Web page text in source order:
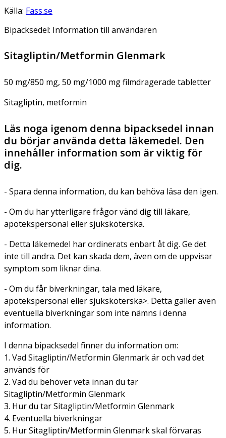
Källa: Fass.se
Bipacksedel: Information till användaren
Sitagliptin/Metformin Glenmark
50 mg/850 mg, 50 mg/1000 mg filmdragerade tabletter
Sitagliptin, metformin
Läs noga igenom denna bipacksedel innan
du börjar använda detta läkemedel. Den
innehåller information som är viktig för
dig.
- Spara denna information, du kan behöva läsa den igen.
- Om du har ytterligare frågor vänd dig till läkare,
apotekspersonal eller sjuksköterska.
- Detta läkemedel har ordinerats enbart åt dig. Ge det
inte till andra. Det kan skada dem, även om de uppvisar
symptom som liknar dina.
- Om du får biverkningar, tala med läkare,
apotekspersonal eller sjuksköterska>. Detta gäller även
eventuella biverkningar som inte nämns i denna
information.
I denna bipacksedel finner du information om:
1. Vad Sitagliptin/Metformin Glenmark är och vad det
används för
2. Vad du behöver veta innan du tar
Sitagliptin/Metformin Glenmark
3. Hur du tar Sitagliptin/Metformin Glenmark
4. Eventuella biverkningar
5. Hur Sitagliptin/Metformin Glenmark skal förvaras